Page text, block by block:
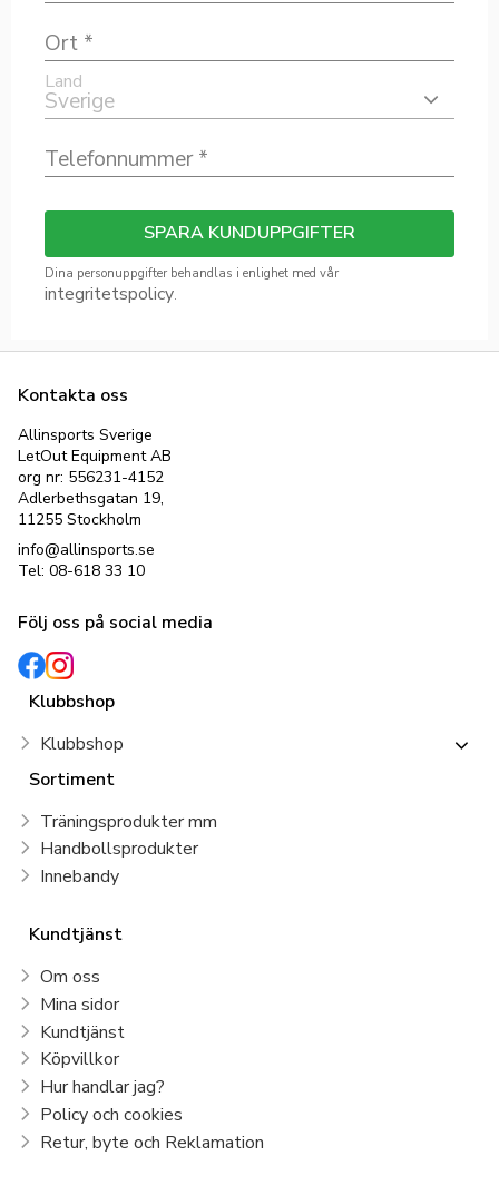
Land
SPARA KUNDUPPGIFTER
Dina personuppgifter behandlas i enlighet med vår
integritetspolicy.
Kontakta oss
Allinsports Sverige
LetOut Equipment AB
org nr: 556231-4152
Adlerbethsgatan 19,
11255 Stockholm
info@allinsports.se
Tel: 08-618 33 10
Följ oss på social media
Klubbshop
Klubbshop
Sortiment
Träningsprodukter mm
Handbollsprodukter
Innebandy
Kundtjänst
Om oss
Mina sidor
Kundtjänst
Köpvillkor
Hur handlar jag?
Policy och cookies
Retur, byte och Reklamation